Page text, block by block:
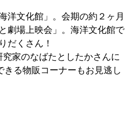
洋文化館」。会期の約２ヶ月
劇場上映会」。海洋文化館で
だくさん！
家のなばたとしたかさんに
きる物販コーナーもお見逃し